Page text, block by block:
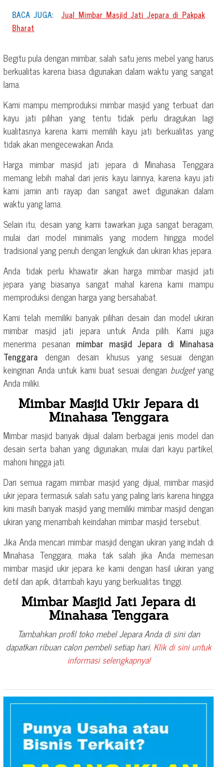
BACA JUGA:
Jual Mimbar Masjid Jati Jepara di Pakpak
Bharat
Begitu pula dengan mimbar, salah satu jenis mebel yang harus
berkualitas karena biasa digunakan dalam waktu yang sangat
lama.
Kami mampu memproduksi mimbar masjid yang terbuat dari
kayu jati pilihan yang tentu tidak perlu diragukan lagi
kualitasnya karena kami memilih kayu jati berkualitas yang
tidak akan mengecewakan Anda.
Harga mimbar masjid jati jepara di Minahasa Tenggara
memang lebih mahal dari jenis kayu lainnya, karena kayu jati
kami jamin anti rayap dan sangat awet digunakan dalam
waktu yang lama.
Selain itu, desain yang kami tawarkan juga sangat beragam,
mulai dari model minimalis yang modern hingga model
tradisional yang penuh dengan lengkuk dan ukiran khas jepara.
Anda tidak perlu khawatir akan harga mimbar masjid jati
jepara yang biasanya sangat mahal karena kami mampu
memproduksi dengan harga yang bersahabat.
Kami telah memiliki banyak pilihan desain dan model ukiran
mimbar masjid jati jepara untuk Anda pilih. Kami juga
menerima pesanan mimbar masjid Jepara di Minahasa
Tenggara dengan desain khusus yang sesuai dengan
keinginan Anda untuk kami buat sesuai dengan budgetyang
Anda miliki.
Mimbar Masjid Ukir Jepara di
Minahasa Tenggara
Mimbar masjid banyak dijual dalam berbagai jenis model dan
desain serta bahan yang digunakan, mulai dari kayu partikel,
mahoni hingga jati.
Dari semua ragam mimbar masjid yang dijual, mimbar masjid
ukir jepara termasuk salah satu yang paling laris karena hingga
kini masih banyak masjid yang memiliki mimbar masjid dengan
ukiran yang menambah keindahan mimbar masjid tersebut.
Jika Anda mencari mimbar masjid dengan ukiran yang indah di
Minahasa Tenggara, maka tak salah jika Anda memesan
mimbar masjid ukir jepara ke kami dengan hasil ukiran yang
detil dan apik, ditambah kayu yang berkualitas tinggi.
Mimbar Masjid Jati Jepara di
Minahasa Tenggara
Tambahkan profil toko mebel Jepara Anda di sini dan
dapatkan ribuan calon pembeli setiap hari. Klik di sini untuk
informasi selengkapnya!